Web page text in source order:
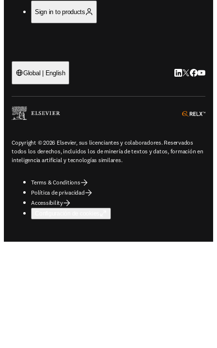
Sign in to products
Global | English LinkedIn se
Twitter se
Copyright © 2026 Elsevier, sus licenciantes y colaboradores. Reservados
todos los derechos, incluidos los de minería de textos y datos, formación en
inteligencia artificial y tecnologías similares.
Terms & Conditions
Política de privacidad
Accessibility